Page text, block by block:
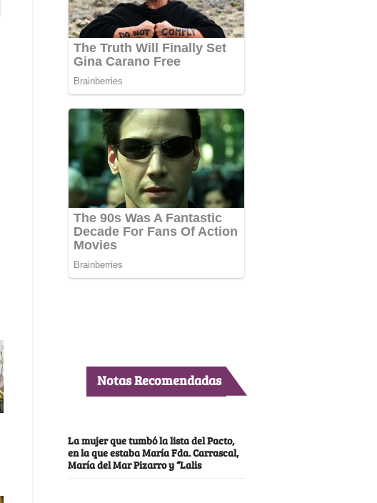
Notas Recomendadas
La mujer que tumbó la lista del Pacto,
en la que estaba María Fda. Carrascal,
María del Mar Pizarro y “Lalis